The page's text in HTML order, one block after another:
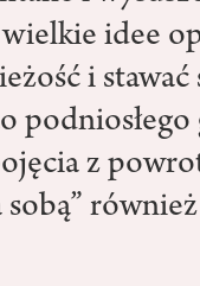
idee
i
z